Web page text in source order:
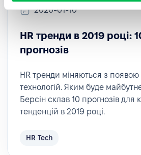
2020-01-10
HR тренди в 2019 році:
прогнозів
HR тренди міняються з
технологій. Яким буде
Берсін склав 10 прогнозів для
тенденцій в 2019 році.
HR Tech